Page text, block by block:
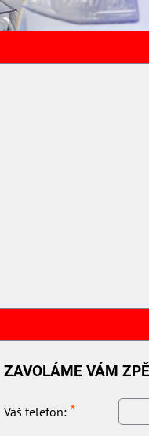
ZAVOLÁME VÁM
Váš telefon: *